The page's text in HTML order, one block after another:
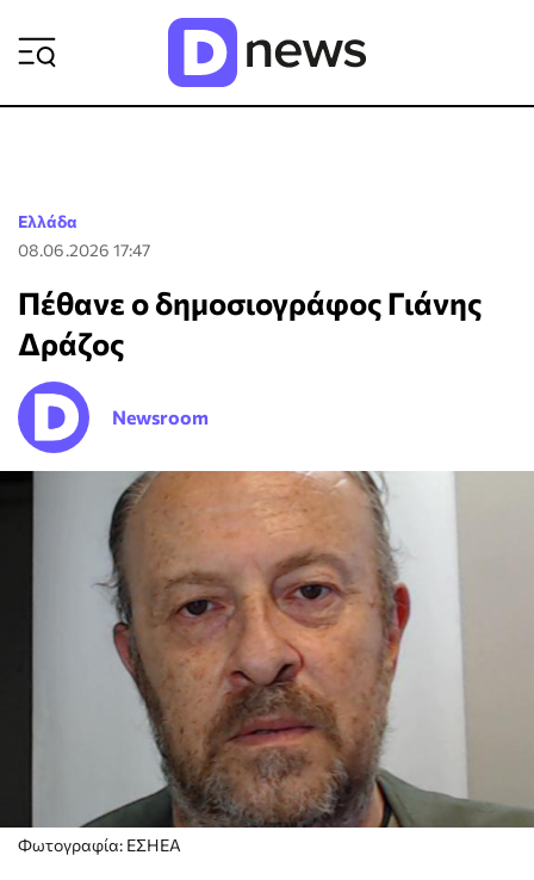
Ελλάδα
08.06.2026 17:47
Πέθανε ο δημοσιογράφος Γιάνης
Δράζος
Newsroom
Φωτογραφία: ΕΣΗΕΑ